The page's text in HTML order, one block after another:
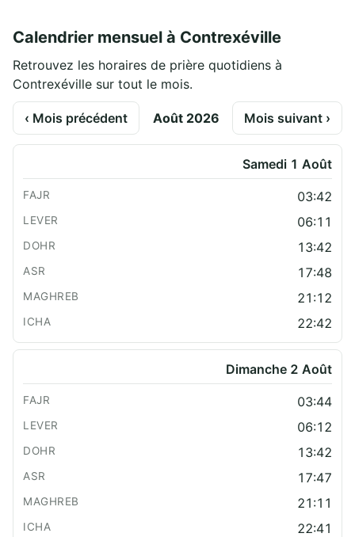
Calendrier mensuel à Contrexéville
Retrouvez les horaires de prière quotidiens à
Contrexéville sur tout le mois.
‹ Mois précédent Août 2026 Mois suivant ›
Samedi 1 Août
03:42
06:11
13:42
17:48
21:12
22:42
Dimanche 2 Août
03:44
06:12
13:42
17:47
21:11
22:41